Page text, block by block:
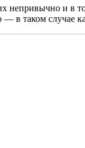
и в
в таком случае